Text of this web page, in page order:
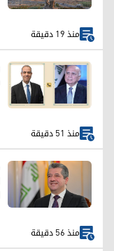
منذ 19 دقيقة
منذ 51 دقيقة
منذ 56 دقيقة